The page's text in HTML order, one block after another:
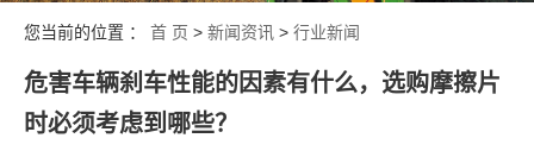
您当前的位置 ： 首 页 > 新闻资讯 > 行业新闻
危害车辆刹车性能的因素有什么，选购摩擦片
时必须考虑到哪些？